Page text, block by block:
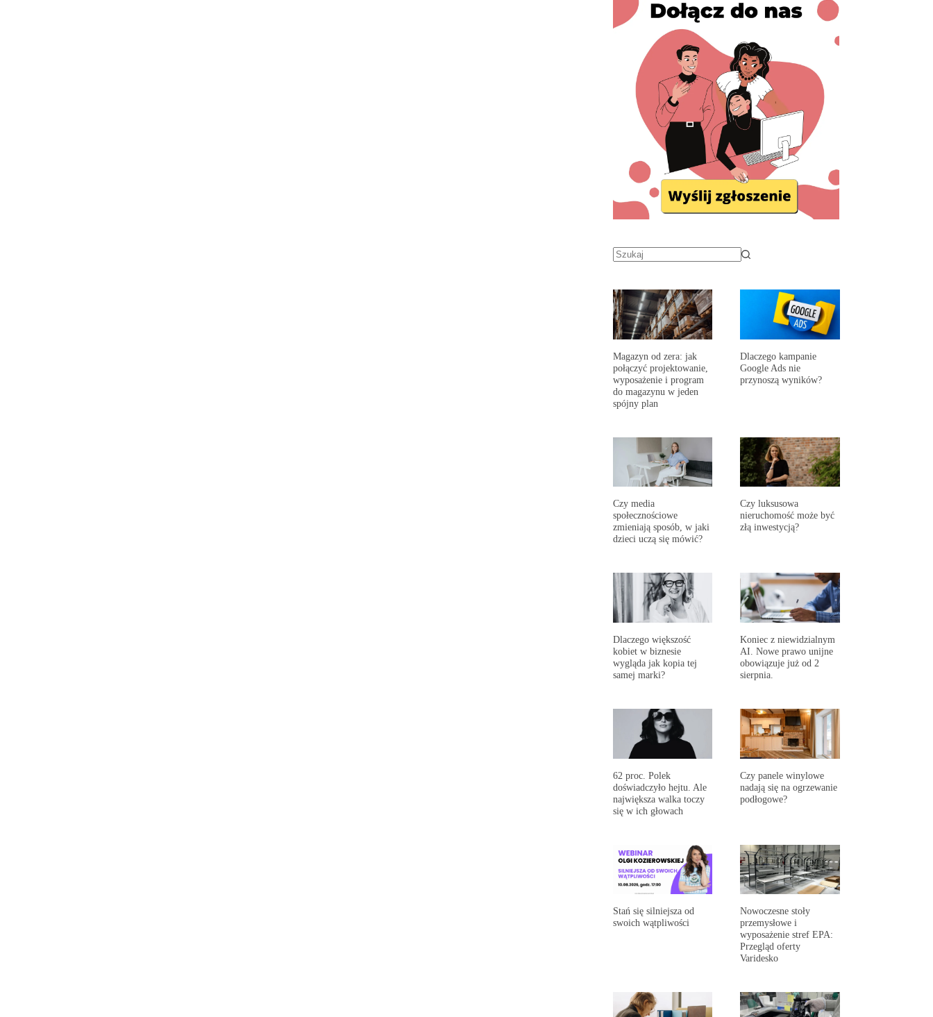
Magazyn od zera: jak
połączyć projektowanie,
wyposażenie i program
do magazynu w jeden
spójny plan
Dlaczego kampanie
Google Ads nie
przynoszą wyników?
Czy media
społecznościowe
zmieniają sposób, w jaki
dzieci uczą się mówić?
Czy luksusowa
nieruchomość może być
złą inwestycją?
Dlaczego większość
kobiet w biznesie
wygląda jak kopia tej
samej marki?
Koniec z niewidzialnym
AI. Nowe prawo unijne
obowiązuje już od 2
sierpnia.
62 proc. Polek
doświadczyło hejtu. Ale
największa walka toczy
się w ich głowach
Czy panele winylowe
nadają się na ogrzewanie
podłogowe?
Stań się silniejsza od
swoich wątpliwości
Nowoczesne stoły
przemysłowe i
wyposażenie stref EPA:
Przegląd oferty
Varidesko